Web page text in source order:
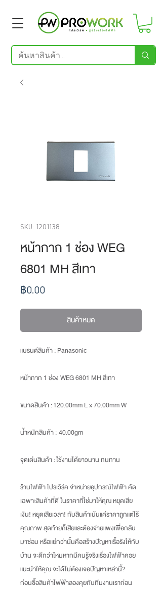
SKU: 1201138
หน้ากาก 1 ช่อง WEG
6801 MH สีเทา
฿0.00ราคา
สินค้าหมด
แบรนด์สินค้า : Panasonic
หน้ากาก 1 ช่อง WEG 6801 MH สีเทา
ขนาดสินค้า: 120.00mm L x 70.00mm W
น้ำหนักสินค้า: 40.00gm
จุดเด่นสินค้า :ใช้งานได้ยาวนาน ทนทาน
ร้านไฟฟ้า โปรเวิร์ค จำหน่ายอุปกรณ์ไฟฟ้า คัด
เฉพาะสินค้าที่ดี ในราคาที่ใช่มาให้คุณ หยุดเสีย
เงิน!หยุดเสียเวลา!กับสินค้าเน้นแค่ราคาถูกแต่ไร้
คุณภาพ สุดท้ายก็เสียและต้องจ่ายแพงเพื่อกลับ
มาซ่อม หรือแย่กว่านั้นคือสร้างปัญหาเรื้อรังให้กับ
บ้าน จะดีกว่าไหมหากมีคนรู้จริงเรื่องไฟฟ้าคอย
แนะนำให้คุณ จะได้ไม่ต้องเจอปัญหาเหล่านี้?
ก่อนซื้อสินค้าไฟฟ้าลองคุยกับทีมงานเราก่อน